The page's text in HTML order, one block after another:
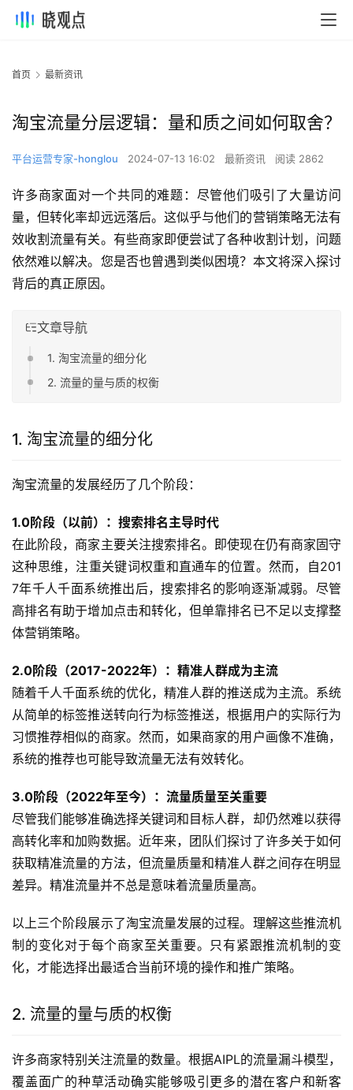
首页 最新资讯
淘宝流量分层逻辑：量和质之间如何取舍？
平台运营专家-honglou 2024-07-13 16:02 最新资讯 阅读 2862
许多商家面对一个共同的难题：尽管他们吸引了大量访问
量，但转化率却远远落后。这似乎与他们的营销策略无法有
效收割流量有关。有些商家即便尝试了各种收割计划，问题
依然难以解决。您是否也曾遇到类似困境？本文将深入探讨
背后的真正原因。
文章导航
1. 淘宝流量的细分化
2. 流量的量与质的权衡
1. 淘宝流量的细分化
淘宝流量的发展经历了几个阶段：
1.0阶段（以前）：搜索排名主导时代
在此阶段，商家主要关注搜索排名。即使现在仍有商家固守
这种思维，注重关键词权重和直通车的位置。然而，自201
7年千人千面系统推出后，搜索排名的影响逐渐减弱。尽管
高排名有助于增加点击和转化，但单靠排名已不足以支撑整
体营销策略。
2.0阶段（2017-2022年）：精准人群成为主流
随着千人千面系统的优化，精准人群的推送成为主流。系统
从简单的标签推送转向行为标签推送，根据用户的实际行为
习惯推荐相似的商家。然而，如果商家的用户画像不准确，
系统的推荐也可能导致流量无法有效转化。
3.0阶段（2022年至今）：流量质量至关重要
尽管我们能够准确选择关键词和目标人群，却仍然难以获得
高转化率和加购数据。近年来，团队们探讨了许多关于如何
获取精准流量的方法，但流量质量和精准人群之间存在明显
差异。精准流量并不总是意味着流量质量高。
以上三个阶段展示了淘宝流量发展的过程。理解这些推流机
制的变化对于每个商家至关重要。只有紧跟推流机制的变
化，才能选择出最适合当前环境的操作和推广策略。
2. 流量的量与质的权衡
许多商家特别关注流量的数量。根据AIPL的流量漏斗模型，
覆盖面广的种草活动确实能够吸引更多的潜在客户和新客